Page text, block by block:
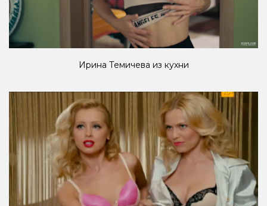
Ирина Темичева из кухни